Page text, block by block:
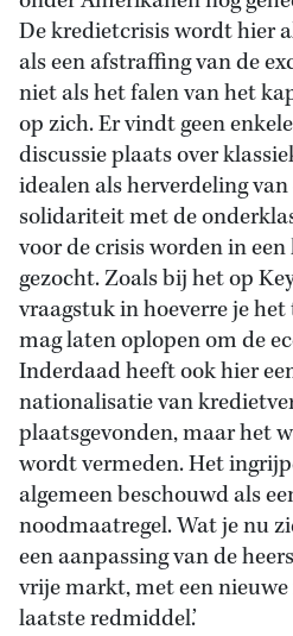
De kredietcrisis wordt hier
als een afstraffing van de
niet als het falen van het
op zich. Er vindt geen
discussie plaats over
idealen als herverdeling
solidariteit met de
voor de crisis worden in
gezocht. Zoals bij het op
vraagstuk in hoeverre je
mag laten oplopen om de
Inderdaad heeft ook hier
nationalisatie van
plaatsgevonden, maar het
wordt vermeden. Het
algemeen beschouwd als
noodmaatregel. Wat je nu
een aanpassing van de
vrije markt, met een
laatste redmiddel.’